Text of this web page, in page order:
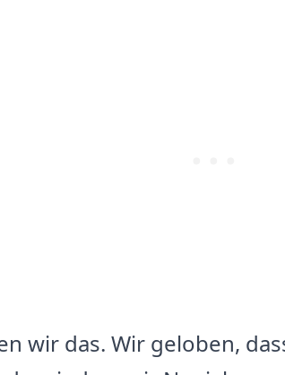
wir das. Wir geloben,